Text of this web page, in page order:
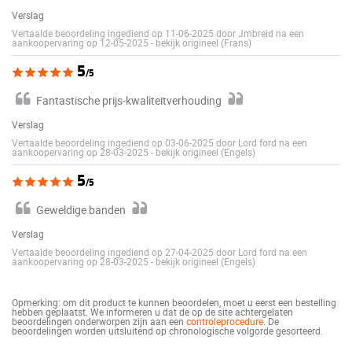
Verslag
Vertaalde beoordeling ingediend op 11-06-2025 door Jmbreid na een
aankoopervaring op 12-05-2025 - bekijk origineel (Frans)
5/5
Fantastische prijs-kwaliteitverhouding
Verslag
Vertaalde beoordeling ingediend op 03-06-2025 door Lord ford na een
aankoopervaring op 28-03-2025 - bekijk origineel (Engels)
5/5
Geweldige banden
Verslag
Vertaalde beoordeling ingediend op 27-04-2025 door Lord ford na een
aankoopervaring op 28-03-2025 - bekijk origineel (Engels)
Opmerking: om dit product te kunnen beoordelen, moet u eerst een bestelling
hebben geplaatst. We informeren u dat de op de site achtergelaten
beoordelingen onderworpen zijn aan een controleprocedure. De
beoordelingen worden uitsluitend op chronologische volgorde gesorteerd.